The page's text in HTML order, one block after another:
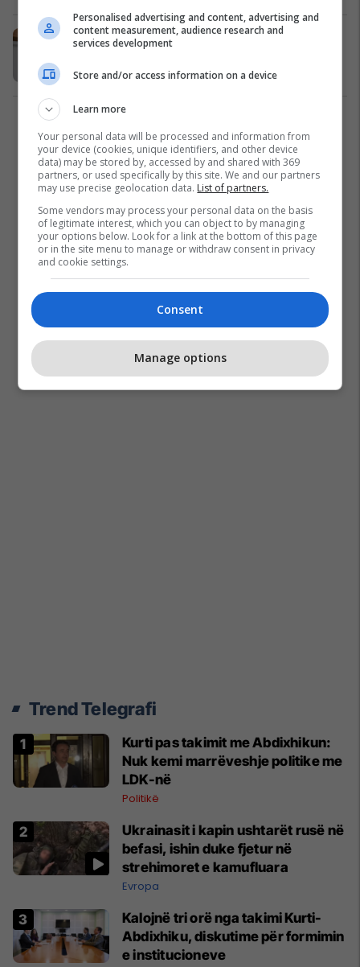
Lufta hibride dhe spiunazhi në
Kosovë 04/01/2026
Trend Telegrafi
Kurti pas takimit me Abdixhikun:
Nuk kemi marrëveshje politike me
LDK-në
Politikë
Ukrainasit i kapin ushtarët rusë në
befasi, ishin duke fjetur në
strehimoret e kamufluara
Evropa
Kalojnë tri orë nga takimi Kurti-
Abdixhiku, diskutime për formimin
e institucioneve
Personalised advertising and content, advertising and
content measurement, audience research and
services development
Store and/or access information on a device
Learn more
Your personal data will be processed and information from
your device (cookies, unique identifiers, and other device
data) may be stored by, accessed by and shared with 369
partners, or used specifically by this site. We and our partners
may use precise geolocation data. List of partners.
Some vendors may process your personal data on the basis
of legitimate interest, which you can object to by managing
your options below. Look for a link at the bottom of this page
or in the site menu to manage or withdraw consent in privacy
and cookie settings.
Consent
Manage options